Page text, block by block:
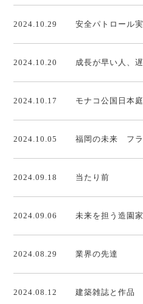
2024.10.29 安全パトロール
2024.10.20 成長が早い人、
2024.10.17 モナコ公国日本
2024.10.05 福岡の未来 フラ
2024.09.18 当たり前
2024.09.06 未来を担う造園家
2024.08.29 業界の先達
2024.08.12 建築雑誌と作品